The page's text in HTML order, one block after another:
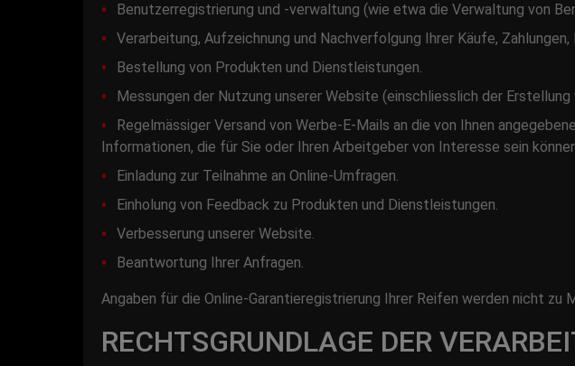
Benutzerregistrierung und -verwaltung (wie etwa die Verwaltung von
Verarbeitung, Aufzeichnung und Nachverfolgung Ihrer Käufe,
Bestellung von Produkten und Dienstleistungen.
Messungen der Nutzung unserer Website (einschliesslich der
Regelmässiger Versand von Werbe-E-Mails an die von Ihnen
Informationen, die für Sie oder Ihren Arbeitgeber von Interesse sein
Einladung zur Teilnahme an Online-Umfragen.
Einholung von Feedback zu Produkten und Dienstleistungen.
Verbesserung unserer Website.
Beantwortung Ihrer Anfragen.
Angaben für die Online-Garantieregistrierung Ihrer Reifen werden nicht zu
RECHTSGRUNDLAGE DER